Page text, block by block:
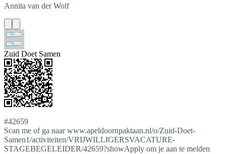
Annita van der Wolf
Zuid Doet Samen
#42659
Scan me of ga naar www.apeldoornpaktaan.nl/o/Zuid-Doet-
Samen1/activiteiten/VRIJWILLIGERSVACATURE-
STAGEBEGELEIDER/42659?showApply om je aan te melden